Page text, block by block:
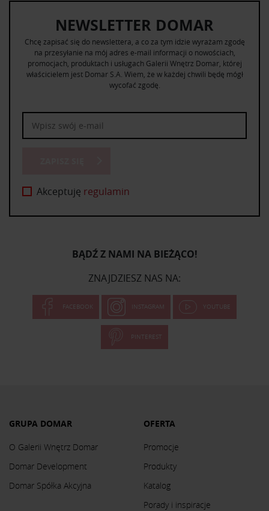
NEWSLETTER DOMAR
Chcę zapisać się do newslettera, a co za tym idzie wyrażam zgodę
na przesyłanie na mój adres e-mail informacji o nowościach,
promocjach, produktach i usługach Galerii Wnętrz Domar, której
właścicielem jest Domar S.A. Wiem, że w każdej chwili będę mógł
wycofać zgodę.
Akceptuję regulamin
BĄDŹ Z NAMI NA BIEŻĄCO!
ZNAJDZIESZ NAS NA:
FACEBOOK INSTAGRAM YOUTUBE
PINTEREST
GRUPA DOMAR
O Galerii Wnętrz Domar
Domar Development
Domar Spółka Akcyjna
OFERTA
Promocje
Produkty
Katalog
Porady i inspiracje